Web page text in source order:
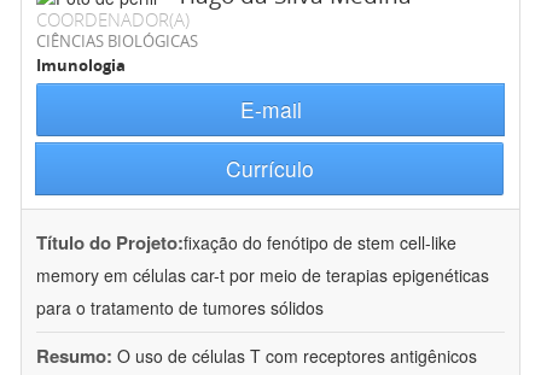
COORDENADOR(A)
CIÊNCIAS BIOLÓGICAS
Imunologia
E-mail
Currículo
Título do Projeto:fixação do fenótipo de stem cell-like
memory em células car-t por meio de terapias epigenéticas
para o tratamento de tumores sólidos
Resumo: O uso de células T com receptores antigênicos